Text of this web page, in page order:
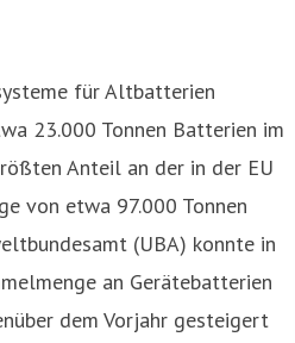
für Altbatterien
23.000 Tonnen Batterien im
Anteil an der in der EU
von etwa 97.000 Tonnen
(UBA) konnte in
an Gerätebatterien
dem Vorjahr gesteigert